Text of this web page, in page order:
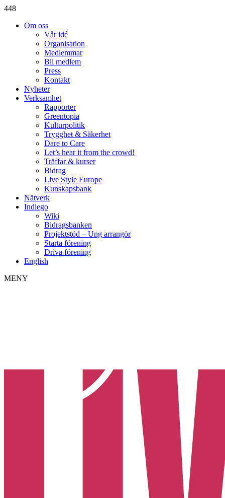
448
Om oss
Vår idé
Organisation
Medlemmar
Bli medlem
Press
Kontakt
Nyheter
Verksamhet
Rapporter
Greentopia
Kulturpolitik
Trygghet & Säkerhet
Dare to Care
Let’s hear it from the crowd!
Träffar & kurser
Bidrag
Live Style Europe
Kunskapsbank
Nätverk
Indiego
Wiki
Bidragsbanken
Projektstöd – Ung arrangör
Starta förening
Driva förening
English
MENY